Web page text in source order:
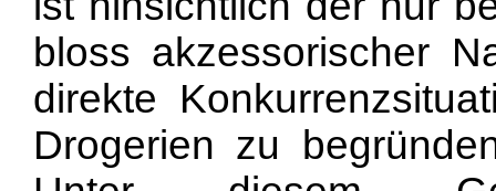
bloss akzessorischer
direkte
Drogerien zu